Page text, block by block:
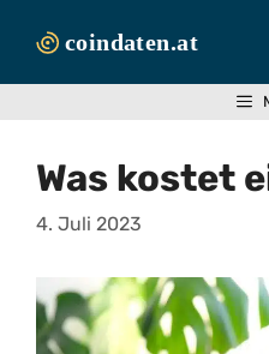
Inhalt
Was kostet
4. Juli 2023